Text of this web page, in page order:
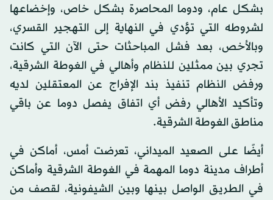
بشكل عام، ودوما المحاصرة بشكل خاص، وإخضاعها
لشروطه التي تؤدي في النهاية إلى التهجير القسري،
وبالأخص، بعد فشل المباحثات حتى الآن التي كانت
تجري بين ممثلين للنظام وأهالي في الغوطة الشرقية،
ورفض النظام تنفيذ بند الإفراج عن المعتقلين لديه
وتأكيد الأهالي رفض أي اتفاق يفصل دوما عن باقي
مناطق الغوطة الشرقية.
أيضًا على الصعيد الميداني، تعرضت أمس، أماكن في
أطراف مدينة دوما المهمة في الغوطة الشرقية وأماكن
في الطريق الواصل بينها وبين الشيفونية، لقصف من